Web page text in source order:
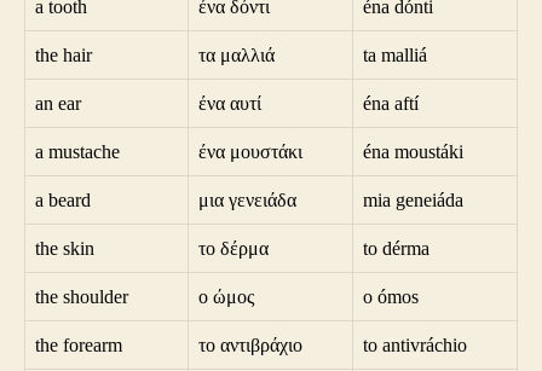
a tooth ένα δόντι éna dónti
the hair τα μαλλιά ta malliá
an ear ένα αυτί éna aftí
a mustache ένα μουστάκι éna moustáki
a beard μια γενειάδα mia geneiáda
the skin το δέρμα to dérma
the shoulder ο ώμος o ómos
the forearm το αντιβράχιο to antivráchio